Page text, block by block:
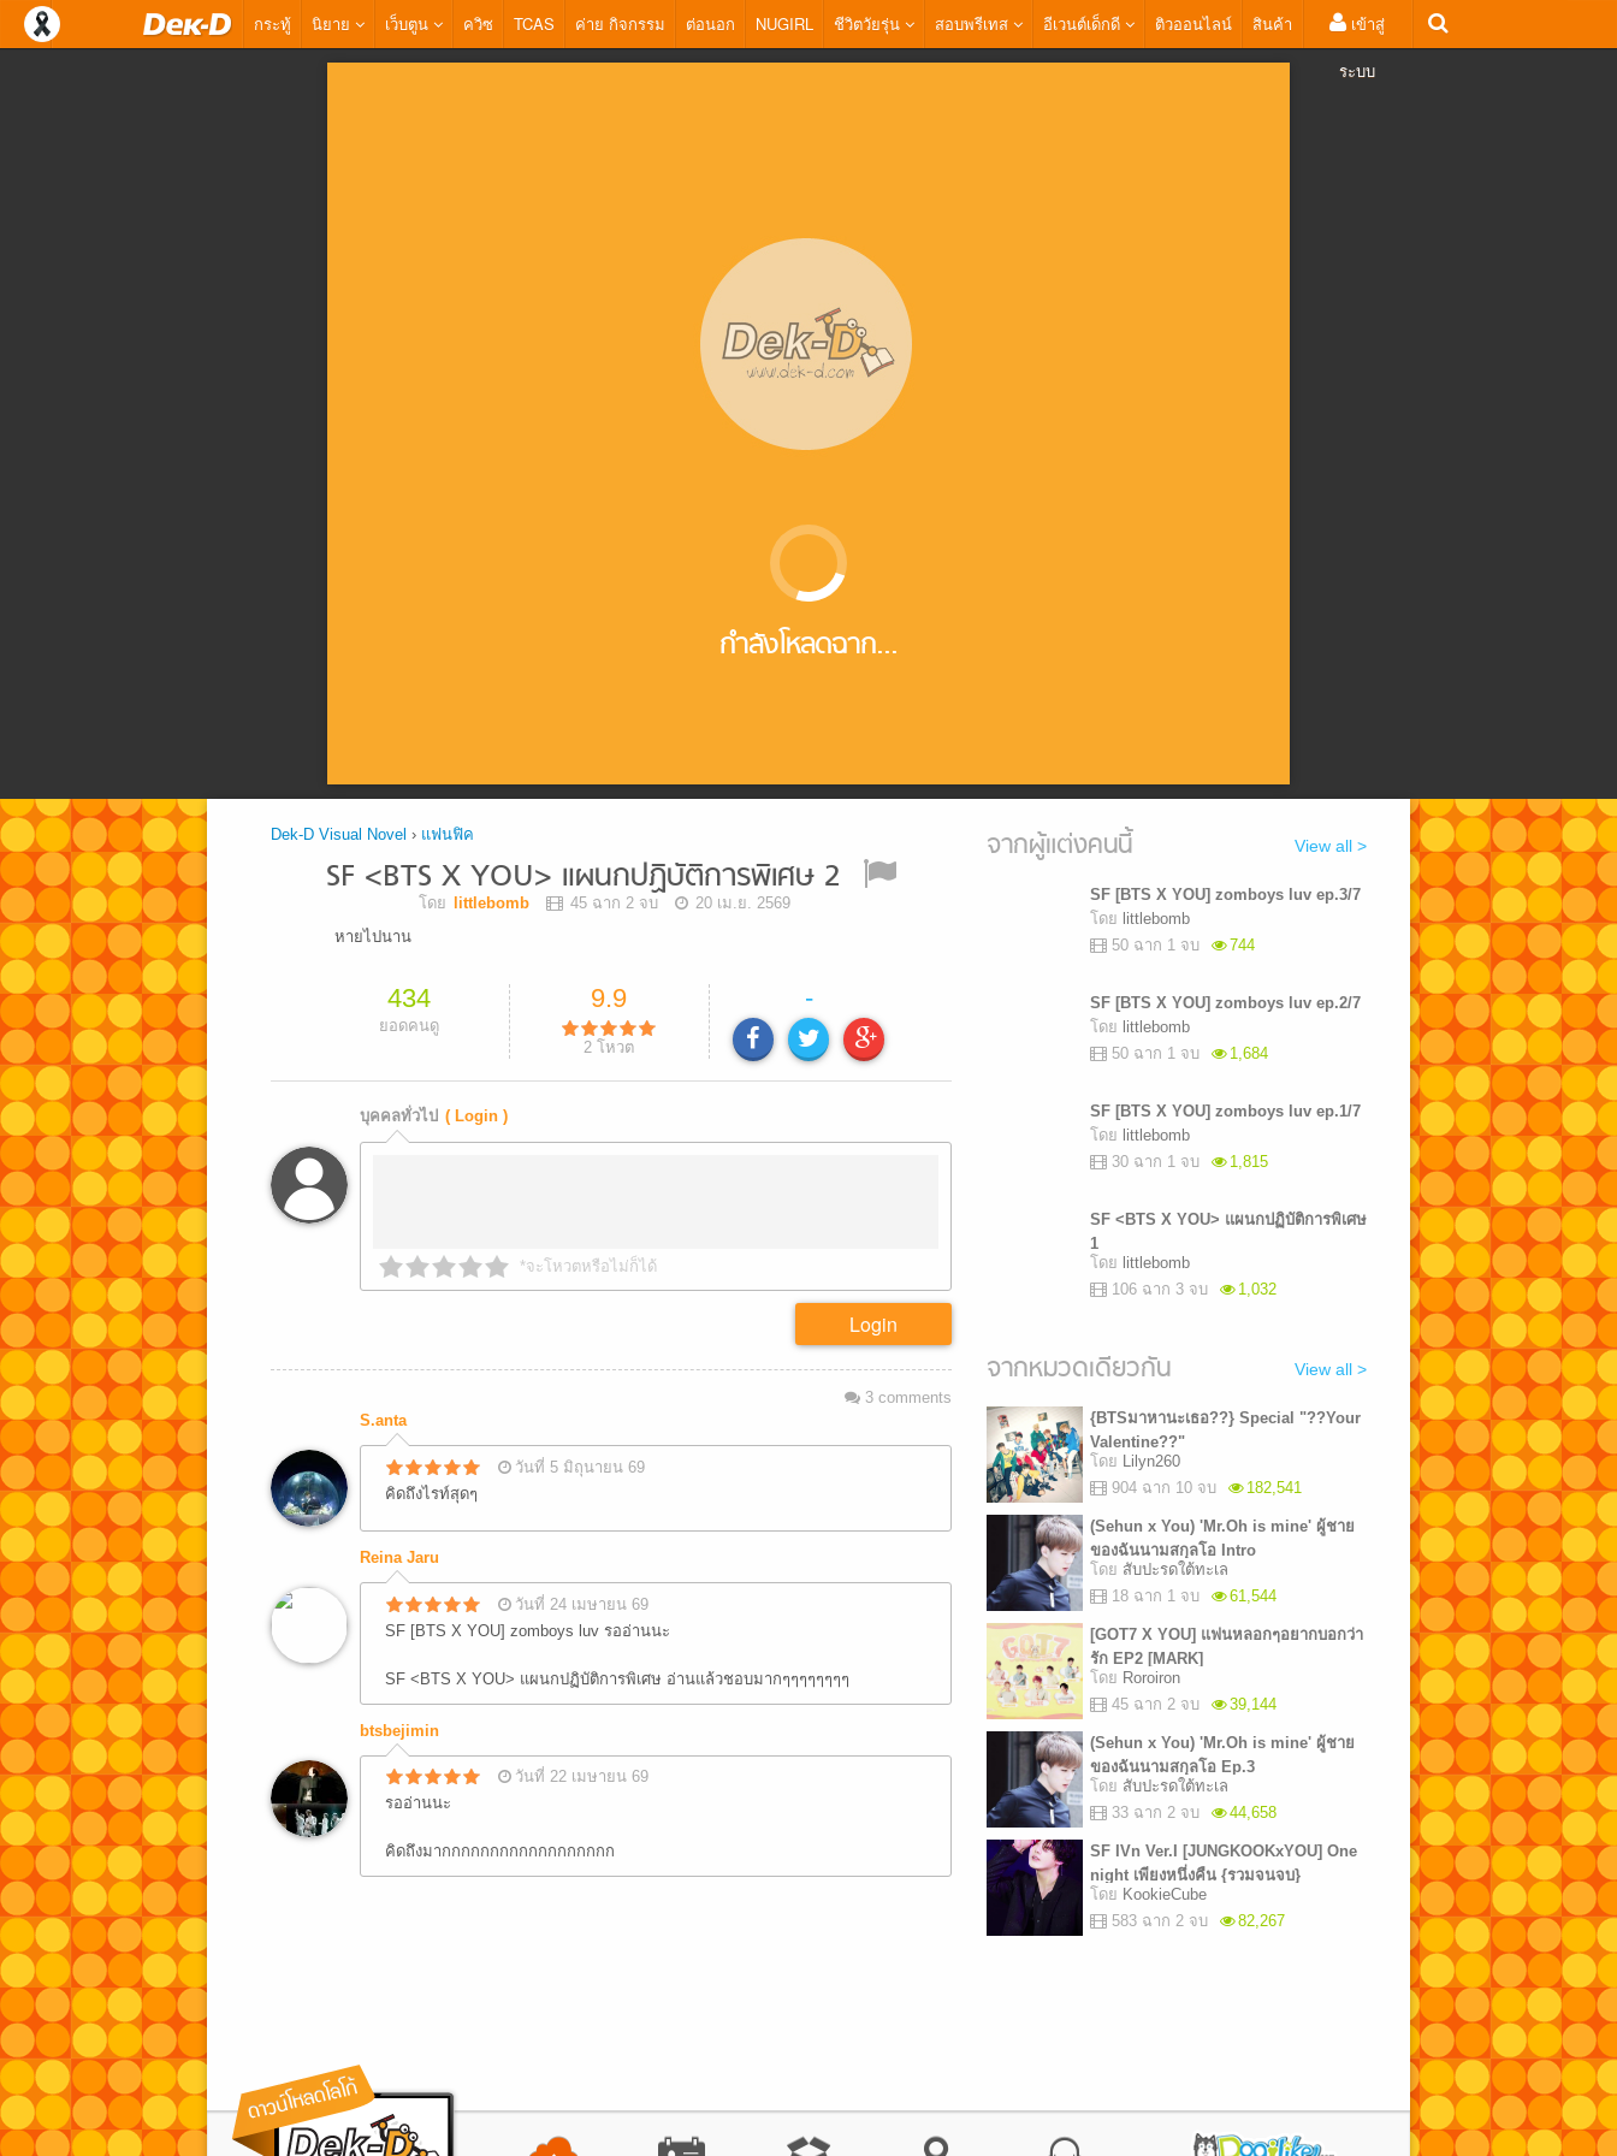
กระทู้ นิยาย เว็บตูน ควิซ TCAS ค่าย กิจกรรม ต่อนอก NUGIRL ชีวิตวัยรุ่น สอบพรีเทส อีเวนต์เด็กดี ติวออนไลน์ สินค้า เข้าสู่
ระบบ
กำลังโหลดฉาก...
Dek-D Visual Novel › แฟนฟิค
SF <BTS X YOU> แผนกปฏิบัติการพิเศษ 2
โดย littlebomb 45 ฉาก 2 จบ
20 เม.ย. 2569
หายไปนาน
434
ยอดคนดู
9.9
2 โหวต
-
บุคคลทั่วไป ( Login )
*จะโหวตหรือไม่ก็ได้
Login
3 comments
S.anta
วันที่ 5 มิถุนายน 69
คิดถึงไรท์สุดๆ
Reina Jaru
วันที่ 24 เมษายน 69
SF [BTS X YOU] zomboys luv รออ่านนะ
SF <BTS X YOU> แผนกปฏิบัติการพิเศษ อ่านแล้วชอบมากๆๆๆๆๆๆๆๆ
btsbejimin
วันที่ 22 เมษายน 69
รออ่านนะ
คิดถึงมากกกกกกกกกกกกกกกกกก
จากผู้แต่งคนนี้ View all >
SF [BTS X YOU] zomboys luv ep.3/7
โดย littlebomb
50 ฉาก 1 จบ
744
SF [BTS X YOU] zomboys luv ep.2/7
โดย littlebomb
50 ฉาก 1 จบ
1,684
SF [BTS X YOU] zomboys luv ep.1/7
โดย littlebomb
30 ฉาก 1 จบ
1,815
SF <BTS X YOU> แผนกปฏิบัติการพิเศษ
1
โดย littlebomb
106 ฉาก 3 จบ
1,032
จากหมวดเดียวกัน View all >
{BTSมาหานะเธอ??} Special "??Your
Valentine??"
โดย Lilyn260
904 ฉาก 10 จบ
182,541
(Sehun x You) 'Mr.Oh is mine' ผู้ชาย
ของฉันนามสกุลโอ Intro
โดย สับปะรดใต้ทะเล
18 ฉาก 1 จบ
61,544
[GOT7 X YOU] แฟนหลอกๆอยากบอกว่า
รัก EP2 [MARK]
โดย Roroiron
45 ฉาก 2 จบ
39,144
(Sehun x You) 'Mr.Oh is mine' ผู้ชาย
ของฉันนามสกุลโอ Ep.3
โดย สับปะรดใต้ทะเล
33 ฉาก 2 จบ
44,658
SF IVn Ver.I [JUNGKOOKxYOU] One
night เพียงหนึ่งคืน {รวมจนจบ}
โดย KookieCube
583 ฉาก 2 จบ
82,267